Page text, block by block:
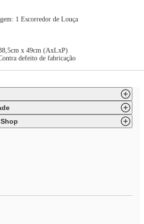
1 Escorredor de Louça
x 49cm (AxLxP)
defeito de fabricação